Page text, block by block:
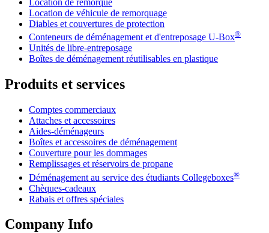
Location de remorque
Location de véhicule de remorquage
Diables et couvertures de protection
Conteneurs de déménagement et d'entreposage U-Box®
Unités de libre-entreposage
Boîtes de déménagement réutilisables en plastique
Produits et services
Comptes commerciaux
Attaches et accessoires
Aides-déménageurs
Boîtes et accessoires de déménagement
Couverture pour les dommages
Remplissages et réservoirs de propane
Déménagement au service des étudiants Collegeboxes®
Chèques-cadeaux
Rabais et offres spéciales
Company Info